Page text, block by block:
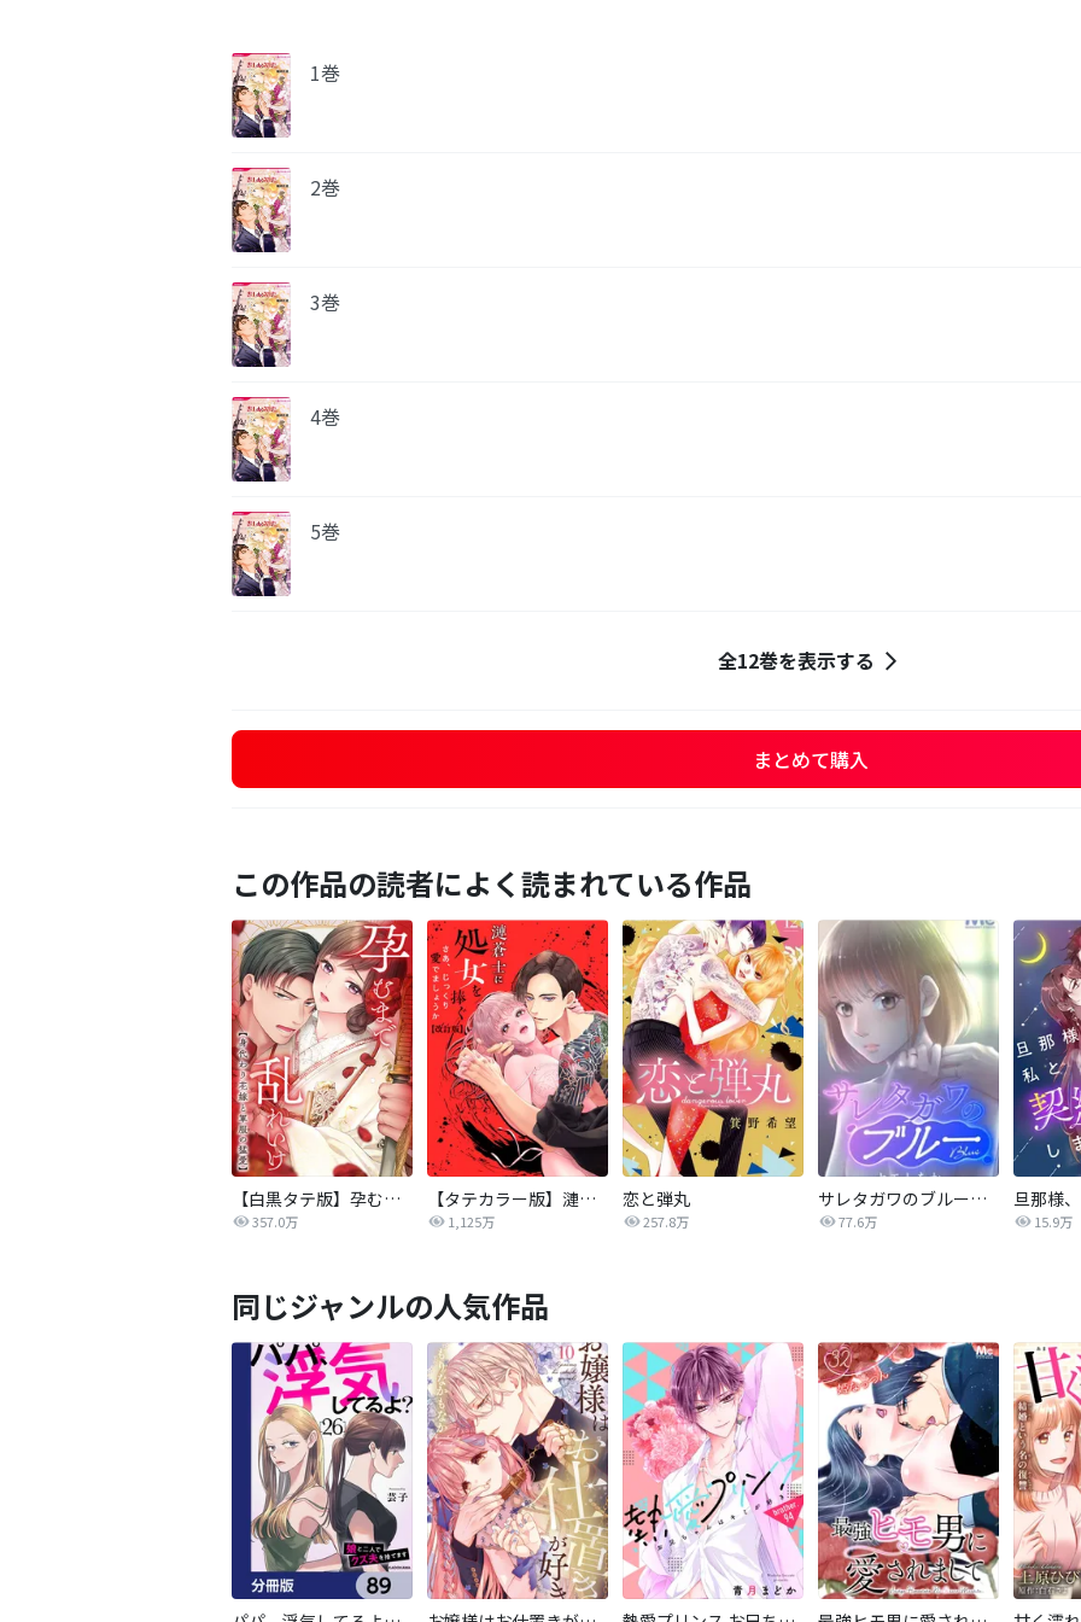
1巻
2巻
3巻
4巻
5巻
全12巻を表示する
まとめて購入
この作品の読者によく読まれている作品
【白黒タテ版】孕むまで乱れいけ～身代わり花嫁と軍服の猛愛
357.0万
【タテカラー版】漣蒼士に処女を捧ぐ～さあ、じっくり愛でましょうか
1,125万
恋と弾丸
257.8万
サレタガワのブルー【タテヨミ】
77.6万 15.9万
同じジャンルの人気作品